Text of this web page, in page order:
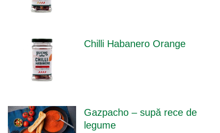
Chilli Habanero Orange
Gazpacho – supă rece de
legume